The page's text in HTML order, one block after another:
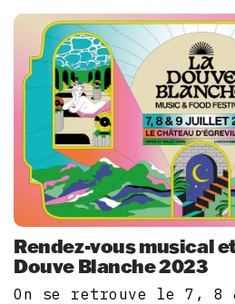
Rendez-vous musical
Douve Blanche 2023
On se retrouve le 7,